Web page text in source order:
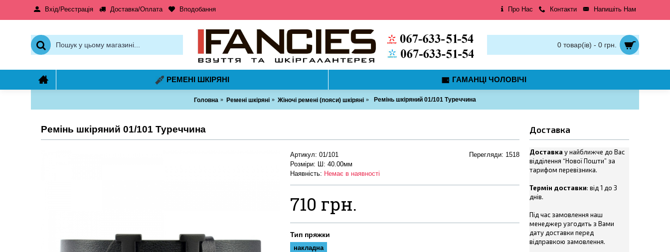
Вхід/Реєстрація Доставка/Оплата Вподобання Про Нас Контакти Напишіть Нам
0 товар(ів) - 0 грн.
РЕМЕНІ ШКІРЯНІ ГАМАНЦІ ЧОЛОВІЧІ
Головна Ремені шкіряні Жіночі ремені (пояси) шкіряні Ремінь шкіряний 01/101 Туреччина
Доставка
Доставка у найближче до Вас
відділення “Нової Пошти” за
тарифом перевізника.
Термін доставки: від 1 до 3
днів.
Під час замовлення наш
менеджер узгодить з Вами
дату доставки перед
відправкою замовлення.
Ремінь шкіряний 01/101 Туреччина
Перегляди: 1518
Артикул: 01/101
Розміри: Ш: 40.00мм
Наявність: Немає в наявності
710 грн.
Тип пряжки
накладна